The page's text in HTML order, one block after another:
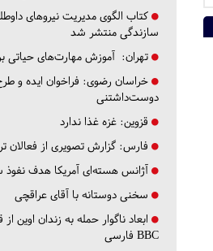
کتاب الگوی مدیریت نیروهای
سازندگی منتشر شد
تهران: آموزش مهارت‌های حیاتی
خراسان رضوی: فراخوان ایده و
دوست‌داشتنی
قزوین: غزه غذا ندارد
فارس: گزارش تصویری از فعالان
آژانس هسته‌ای آمریکا هدف نفوذ
سخنی دوستانه با آقای عراقچی
ابعاد ناگوار حمله به زندان اوین
BBC فارسی